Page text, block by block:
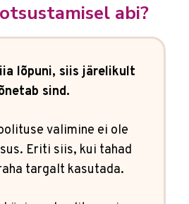
abi?
lõpuni, siis järelikult
sind.
valimine ei ole
Eriti siis, kui tahad
targalt kasutada.